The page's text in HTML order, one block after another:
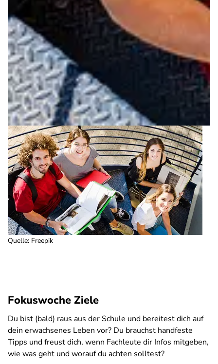
Quelle: Freepik
Fokuswoche Ziele
Du bist (bald) raus aus der Schule und bereitest dich auf
dein erwachsenes Leben vor? Du brauchst handfeste
Tipps und freust dich, wenn Fachleute dir Infos mitgeben,
wie was geht und worauf du achten solltest?